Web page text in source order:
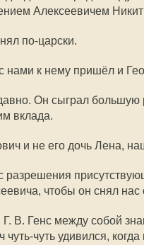
Алексеевичем
по-царски.
нами к нему пришёл и
Он сыграл
вклада.
и не его дочь Лена,
разрешения
чтобы он снял
В. Генс между собой
чуть удивился,